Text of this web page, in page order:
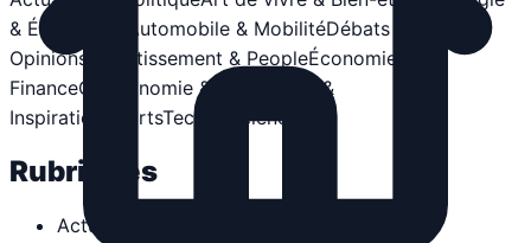
& Ésotérisme
Automobile & MobilitéDébats &
Opinions
Divertissement & PeopleÉconomie &
FinanceGastronomie & Vins
Guides &
Inspiration
SportsTech & Sciences
Rubriques
Actualités & Politique